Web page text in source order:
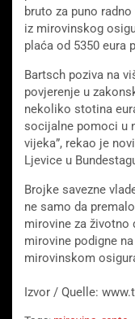
bruto za puno
iz mirovinskog
plaća od 5350 eura
Bartsch poziva na
povjerenje u
nekoliko stotina
socijalne pomoci u
vijeka”, rekao je
Ljevice u
Brojke savezne
ne samo da
mirovine za životno
mirovine podigne
mirovinskom
Izvor / Quelle: